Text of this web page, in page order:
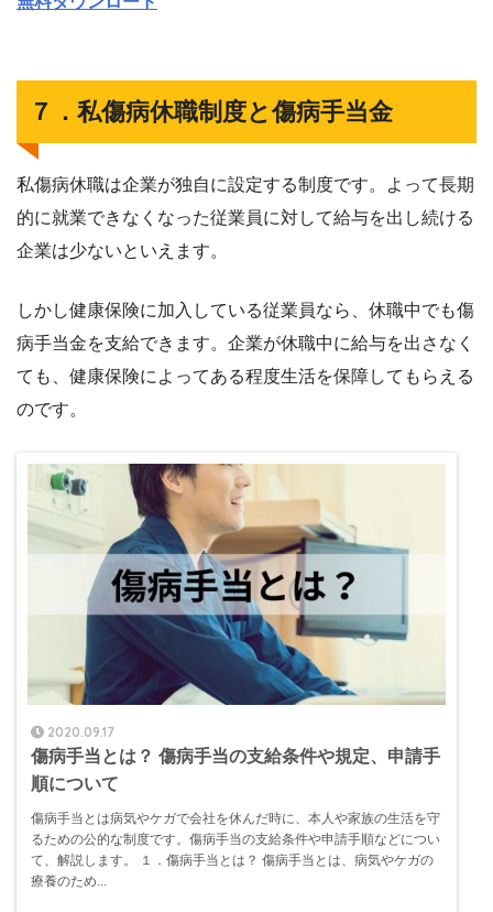
７．私傷病休職制度と傷病手当金
私傷病休職は企業が独自に設定する制度です。よって長期
的に就業できなくなった従業員に対して給与を出し続ける
企業は少ないといえます。
しかし健康保険に加入している従業員なら、休職中でも傷
病手当金を支給できます。企業が休職中に給与を出さなく
ても、健康保険によってある程度生活を保障してもらえる
のです。
2020.09.17
傷病手当とは？ 傷病手当の支給条件や規定、申請手
順について
傷病手当とは病気やケガで会社を休んだ時に、本人や家族の生活を守
るための公的な制度です。傷病手当の支給条件や申請手順などについ
て、解説します。 １．傷病手当とは？ 傷病手当とは、病気やケガの
療養のため...